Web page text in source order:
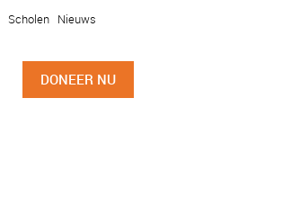
Scholen Nieuws
DONEER NU